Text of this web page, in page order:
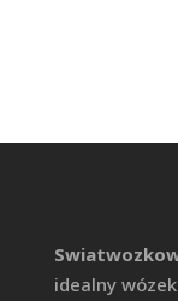
idealny